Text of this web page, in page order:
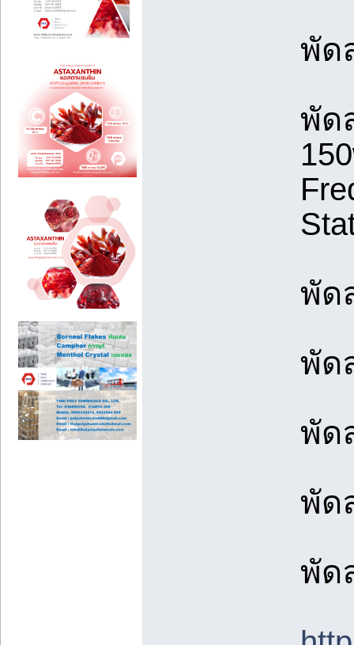
พัด
พัด
พัด
พัด
พัด
พัด
พัด